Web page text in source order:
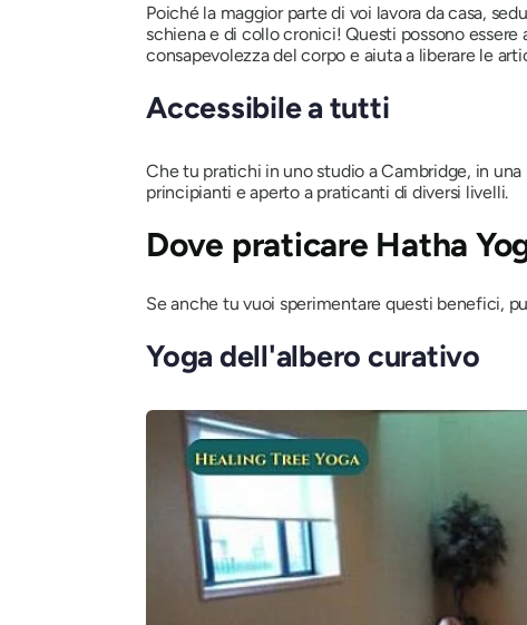
Poiché la maggior parte di voi lavora da casa,
schiena e di collo cronici! Questi possono
consapevolezza del corpo e aiuta a liberare le
Accessibile a tutti
Che tu pratichi in uno studio a Cambridge, in
principianti e aperto a praticanti di diversi livelli.
Dove praticare Hatha
Se anche tu vuoi sperimentare questi benefici,
Yoga dell'albero curativo